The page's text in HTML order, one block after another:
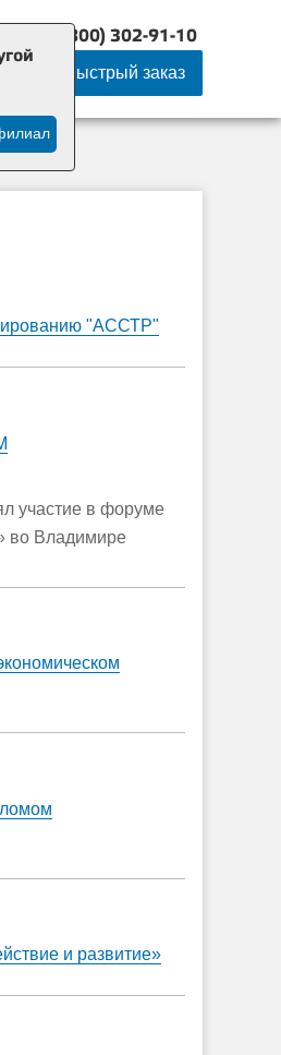
8 (800) 302-91-10
Быстрый заказ
"АССТР"
участие в форуме
во Владимире
и развитие»